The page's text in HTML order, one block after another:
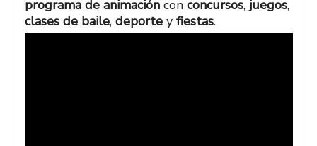
programa de animacióncon concursos, juegos,
clases de baile, deportey fiestas.